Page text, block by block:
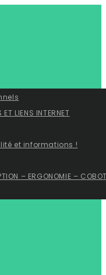
LIENS INTERNET
et informations !
– ERGONOMIE –